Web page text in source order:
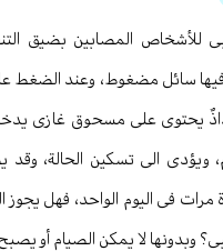
للأشخاص المصابین بضیق
سائل مضغوط، وعند الضغط
یحتوی علی مسحوق غازی
ویؤدی الی تسکین الحالة،
مرات فی الیوم الواحد، فهل
وبدونها لا یمکن الصیام أو